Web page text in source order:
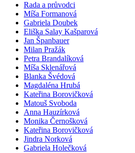
Rada a průvodci
Míša Formanová
Gabriela Doubek
Eliška Salay Kašparová
Jan Španbauer
Milan Pražák
Petra Brandalíková
Míša Sklenářová
Blanka Švédová
Magdaléna Hrubá
Kateřina Borovičková
Matouš Svoboda
Anna Hauzírková
Monika Černošková
Kateřina Borovičková
Jindra Norková
Gabriela Holečková